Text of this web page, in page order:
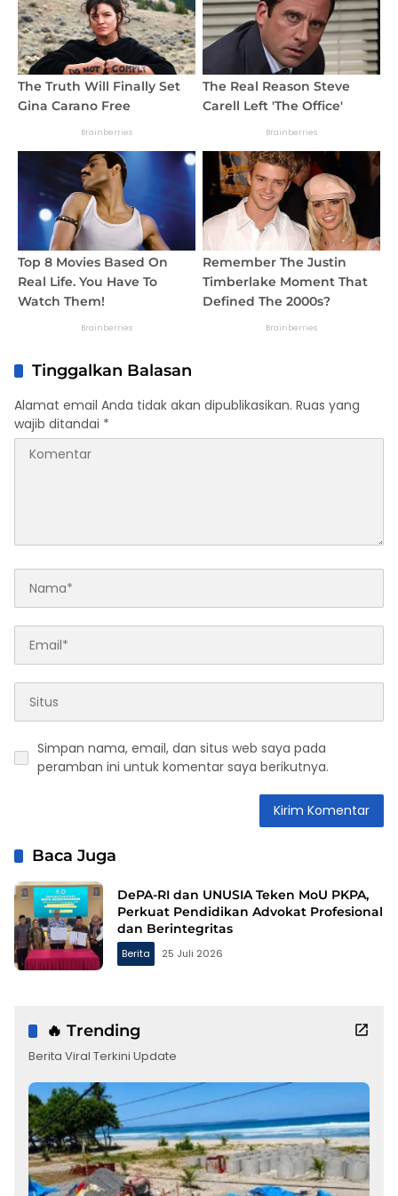
Tinggalkan Balasan
Alamat email Anda tidak akan dipublikasikan. Ruas yang
wajib ditandai *
Simpan nama, email, dan situs web saya pada
peramban ini untuk komentar saya berikutnya.
Baca Juga
DePA-RI dan UNUSIA Teken MoU PKPA,
Perkuat Pendidikan Advokat Profesional
dan Berintegritas
Berita 25 Juli 2026
🔥 Trending
Berita Viral Terkini Update